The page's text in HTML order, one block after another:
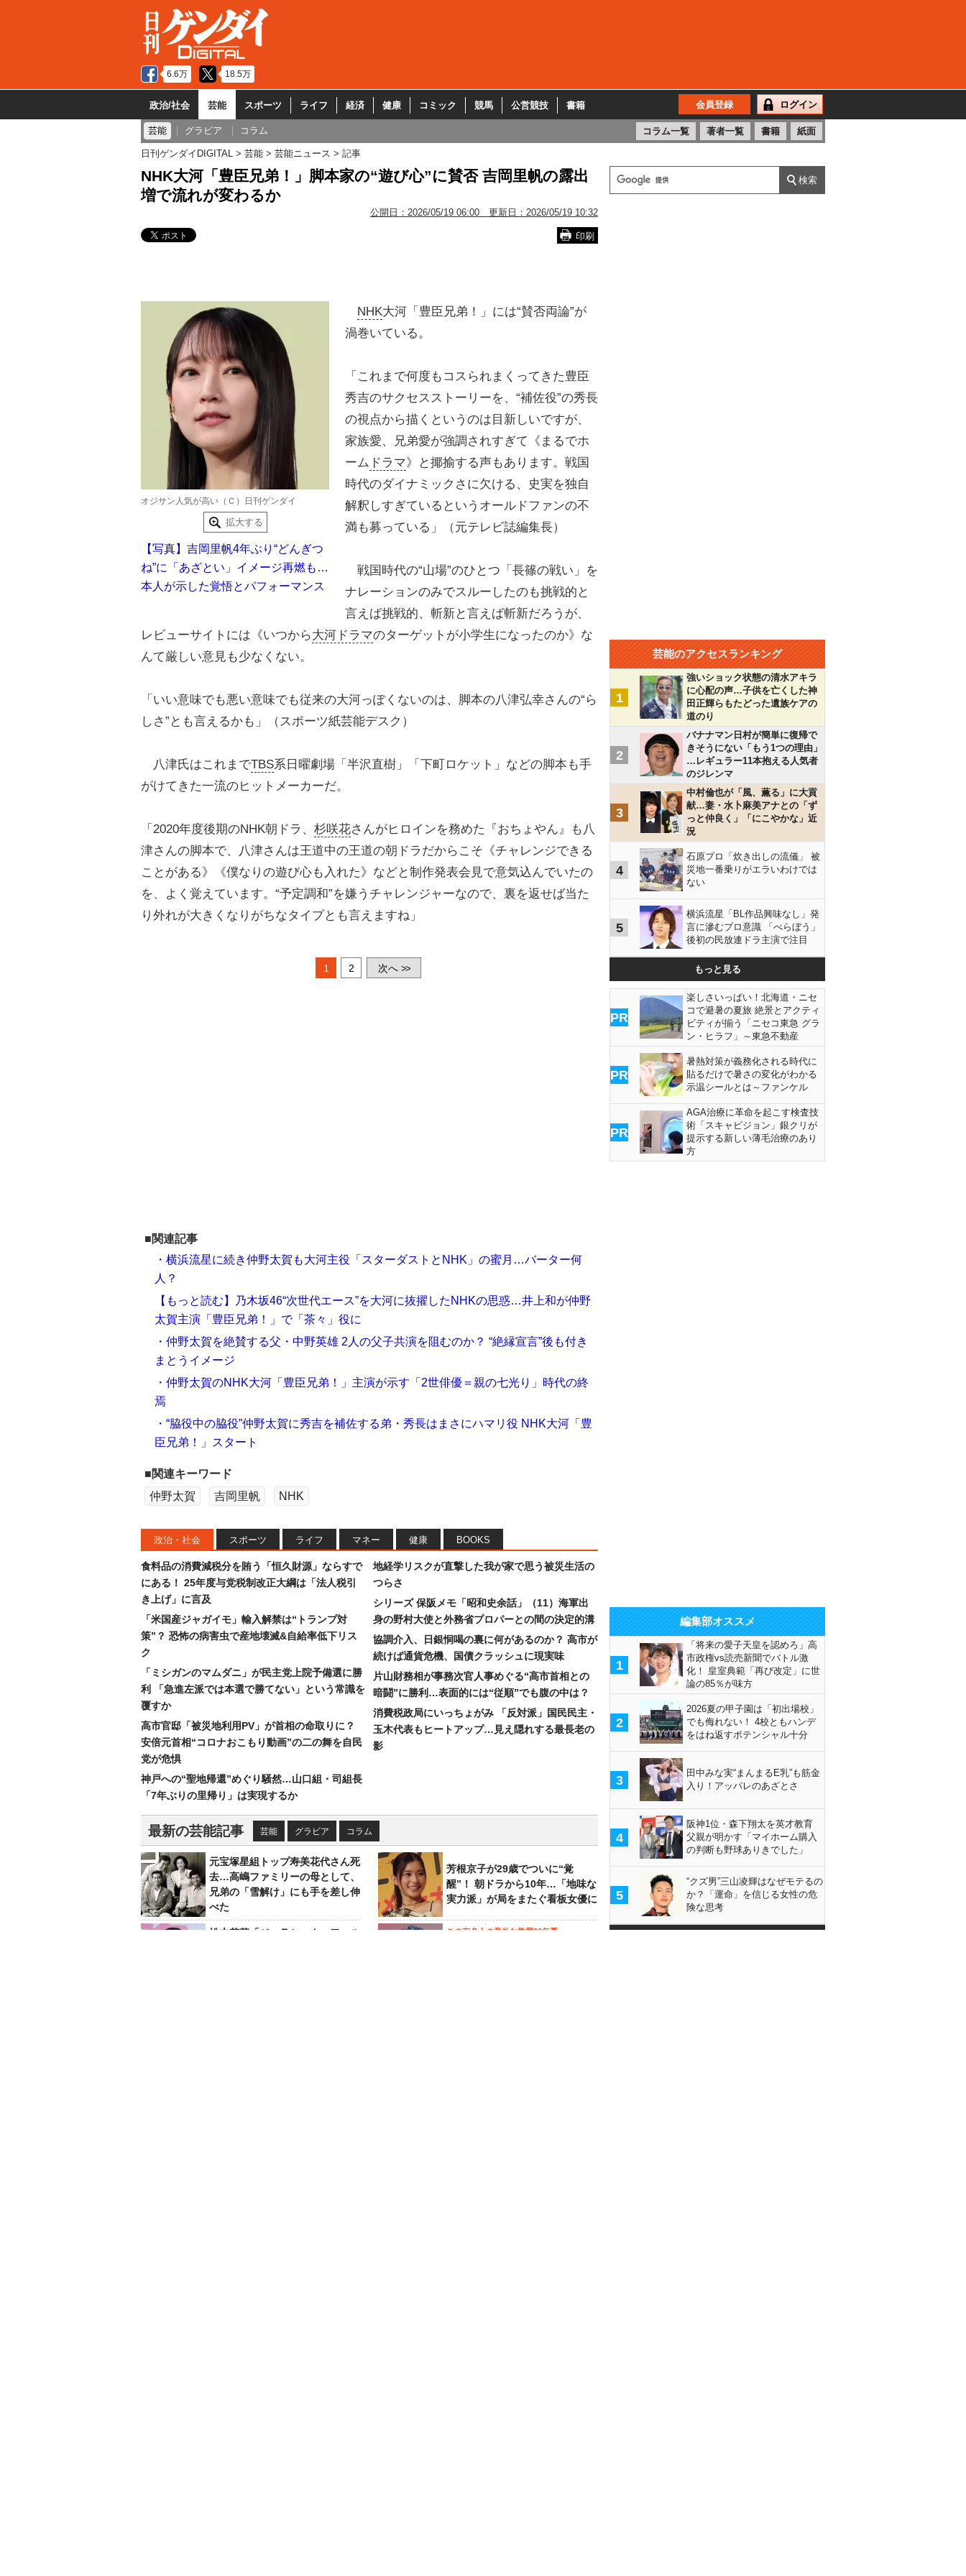
6.6万 18.5万
政治/社会 芸能 スポーツ ライフ 経済 健康 コミック 競馬 公営競技 書籍 会員登録 ログイン
芸能 グラビア コラム コラム一覧 著者一覧 書籍 紙面
日刊ゲンダイDIGITAL 芸能 芸能ニュース 記事
NHK大河「豊臣兄弟！」脚本家の“遊び心”に賛否 吉岡里帆の露出
増で流れが変わるか
公開日： 2026/05/19 06:00 更新日： 2026/05/19 10:32
印刷
オジサン人気が高い（Ｃ）日刊ゲンダイ
拡大する
【写真】吉岡里帆4年ぶり“どんぎつ
ね”に「あざとい」イメージ再燃も…
本人が示した覚悟とパフォーマンス
NHK大河「豊臣兄弟！」には“賛否両論”が
渦巻いている。
「これまで何度もコスられまくってきた豊臣
秀吉のサクセスストーリーを、“補佐役”の秀長
の視点から描くというのは目新しいですが、
家族愛、兄弟愛が強調されすぎて《まるでホ
ーム ドラマ》と揶揄する声もあります。戦国
時代のダイナミックさに欠ける、史実を独自
解釈しすぎているというオールドファンの不
満も募っている」（元テレビ誌編集長）
戦国時代の“山場”のひとつ「長篠の戦い」を
ナレーションのみでスルーしたのも挑戦的と
言えば挑戦的、斬新と言えば斬新だろうが、
レビューサイトには《いつから大河ドラマのターゲットが小学生になったのか》な
んて厳しい意見も少なくない。
「いい意味でも悪い意味でも従来の大河っぽくないのは、脚本の八津弘幸さんの“ら
しさ”とも言えるかも」（スポーツ紙芸能デスク）
八津氏はこれまでTBS系日曜劇場「半沢直樹」「下町ロケット」などの脚本も手
がけてきた一流のヒットメーカーだ。
「2020年度後期のNHK朝ドラ、 杉咲花さんがヒロインを務めた『おちょやん』も八
津さんの脚本で、八津さんは王道中の王道の朝ドラだからこそ《チャレンジできる
ことがある》《僕なりの遊び心も入れた》などと制作発表会見で意気込んでいたの
を、よく覚えています。“予定調和”を嫌うチャレンジャーなので、裏を返せば当た
り外れが大きくなりがちなタイプとも言えますね」
1 2 次へ >>
■関連記事
・横浜流星に続き仲野太賀も大河主役「スターダストとNHK」の蜜月…バーター何
人？
【もっと読む】乃木坂46“次世代エース”を大河に抜擢したNHKの思惑…井上和が仲野
太賀主演「豊臣兄弟！」で「茶々」役に
・仲野太賀を絶賛する父・中野英雄 2人の父子共演を阻むのか？ “絶縁宣言”後も付き
まとうイメージ
・仲野太賀のNHK大河「豊臣兄弟！」主演が示す「2世俳優＝親の七光り」時代の終
焉
・“脇役中の脇役”仲野太賀に秀吉を補佐する弟・秀長はまさにハマリ役 NHK大河「豊
臣兄弟！」スタート
■関連キーワード
仲野太賀
吉岡里帆 NHK
政治・社会 スポーツ ライフ マネー 健康 BOOKS
食料品の消費減税分を賄う「恒久財源」ならすで
にある！ 25年度与党税制改正大綱は「法人税引
き上げ」に言及
「米国産ジャガイモ」輸入解禁は“トランプ対
策”？ 恐怖の病害虫で産地壊滅&自給率低下リス
ク
「ミシガンのマムダニ」が民主党上院予備選に勝
利 「急進左派では本選で勝てない」という常識を
覆すか
高市官邸「被災地利用PV」が首相の命取りに？
安倍元首相“コロナおこもり動画”の二の舞を自民
党が危惧
神戸への“聖地帰還”めぐり騒然…山口組・司組長
「7年ぶりの里帰り」は実現するか
地経学リスクが直撃した我が家で思う被災生活の
つらさ
シリーズ 保阪メモ「昭和史余話」（11）海軍出
身の野村大使と外務省プロパーとの間の決定的溝
協調介入、日銀恫喝の裏に何があるのか？ 高市が
続けば通貨危機、国債クラッシュに現実味
片山財務相が事務次官人事めぐる“高市首相との
暗闘”に勝利…表面的には“従順”でも腹の中は？
消費税政局にいっちょがみ 「反対派」国民民主・
玉木代表もヒートアップ…見え隠れする最長老の
影
最新の芸能記事 芸能 グラビア コラム
元宝塚星組トップ寿美花代さん死
去…高嶋ファミリーの母として、
兄弟の「雪解け」にも手を差し伸
べた
芳根京子が29歳でついに“覚
醒”！ 朝ドラから10年…「地味な
実力派」が局をまたぐ看板女優に
松本若菜「ジュラシック・ワール
この有名人の意外な学歴26年夏
芸能のアクセスランキング
1
強いショック状態の清水アキラ
に心配の声…子供を亡くした神
田正輝らもたどった遺族ケアの
道のり
2
バナナマン日村が簡単に復帰で
きそうにない「もう1つの理由」
…レギュラー11本抱える人気者
のジレンマ
3
中村倫也が「風、薫る」に大貢
献…妻・水卜麻美アナとの「ず
っと仲良く」「にこやかな」近
況
4
石原プロ「炊き出しの流儀」 被
災地一番乗りがエラいわけでは
ない
5
横浜流星「BL作品興味なし」発
言に滲むプロ意識 「べらぼう」
後初の民放連ドラ主演で注目
もっと見る
PR
楽しさいっぱい！北海道・ニセ
コで避暑の夏旅 絶景とアクティ
ビティが揃う「ニセコ東急 グラ
ン・ヒラフ」～東急不動産
PR
暑熱対策が義務化される時代に
貼るだけで暑さの変化がわかる
示温シールとは～ファンケル
PR
AGA治療に革命を起こす検査技
術「スキャビジョン」銀クリが
提示する新しい薄毛治療のあり
方
編集部オススメ
1
「将来の愛子天皇を認めろ」高
市政権vs読売新聞でバトル激
化！ 皇室典範「再び改定」に世
論の85％が味方
2
2026夏の甲子園は「初出場校」
でも侮れない！ 4校ともハンデ
をはね返すポテンシャル十分
3
田中みな実“まんまるE乳”も筋金
入り！アッパレのあざとさ
4
阪神1位・森下翔太を英才教育
父親が明かす「マイホーム購入
の判断も野球ありきでした」
5
“クズ男”三山凌輝はなぜモテるの
か？「運命」を信じる女性の危
険な思考